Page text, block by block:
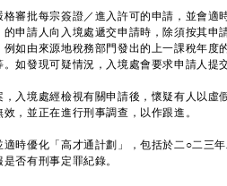
格審批每宗簽證／進入許可的申請，並會
的申請人向入境處遞交申請時，除須按其申
例如由來源地稅務部門發出的上一課稅年度
如發現可疑情況，入境處會要求申請人提
境處經檢視有關申請後，懷疑有人以虛
，並正在進行刑事調查，以作跟進。
優化「高才通計劃」，包括於二○二三年
否有刑事定罪紀錄。